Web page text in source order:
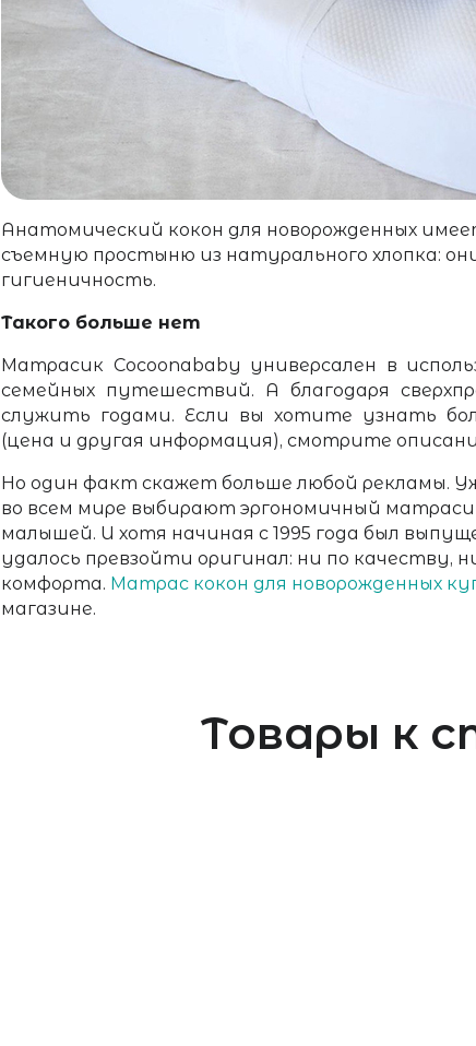
Анатомический кокон для новорожденных
съемную простыню из натурального хлопка:
гигиеничность.
Такого больше нет
Матрасик Cocoonababy универсален в
семейных путешествий. А благодаря
служить годами. Если вы хотите узнать
(цена и другая информация), смотрите
Но один факт скажет больше любой рекламы.
во всем мире выбирают эргономичный
малышей. И хотя начиная с 1995 года был
удалось превзойти оригинал: ни по качеству,
комфорта. Матрас кокон для новорожденных
магазине.
Товары к